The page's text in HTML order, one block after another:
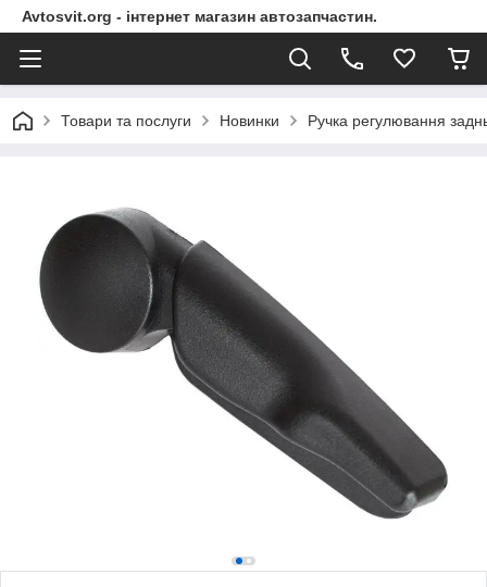
Avtosvit.org - інтернет магазин автозапчастин.
Товари та послуги Новинки Ручка регулювання